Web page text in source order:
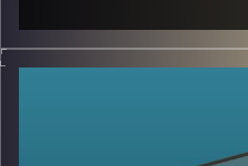
עירן הלפרין,
רגשות שחווים